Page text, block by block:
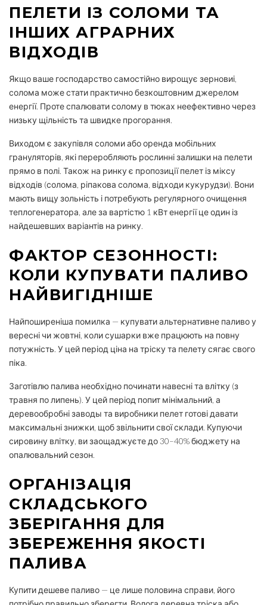
ПЕЛЕТИ ІЗ СОЛОМИ ТА
ІНШИХ АГРАРНИХ
ВІДХОДІВ
Якщо ваше господарство самостійно вирощує зерновиі,
солома може стати практично безкоштовним джерелом
енергії. Проте спалювати солому в тюках неефективно через
низьку щільність та швидке прогорання.
Виходом є закупівля соломи або оренда мобільних
грануляторів, які переробляють рослинні залишки на пелети
прямо в полі. Також на ринку є пропозиції пелет із міксу
відходів (солома, ріпакова солома, відходи кукурудзи). Вони
мають вищу зольність і потребують регулярного очищення
теплогенератора, але за вартістю 1 кВт енергії це один із
найдешевших варіантів на ринку.
ФАКТОР СЕЗОННОСТІ:
КОЛИ КУПУВАТИ ПАЛИВО
НАЙВИГІДНІШЕ
Найпоширеніша помилка — купувати альтернативне паливо у
вересні чи жовтні, коли сушарки вже працюють на повну
потужність. У цей період ціна на тріску та пелету сягає свого
піка.
Заготівлю палива необхідно починати навесні та влітку (з
травня по липень). У цей період попит мінімальний, а
деревообробні заводы та виробники пелет готові давати
максимальні знижки, щоб звільнити свої склади. Купуючи
сировину влітку, ви заощаджуєте до 30–40% бюджету на
опалювальний сезон.
ОРГАНІЗАЦІЯ
СКЛАДСЬКОГО
ЗБЕРІГАННЯ ДЛЯ
ЗБЕРЕЖЕННЯ ЯКОСТІ
ПАЛИВА
Купити дешеве паливо — це лише половина справи, його